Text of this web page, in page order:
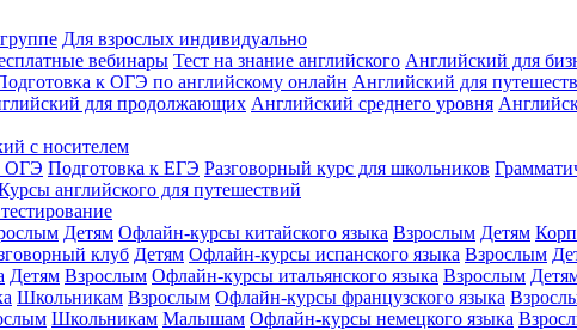
Для взрослых индивидуально
вебинары Тест на знание английского Английский для
к ОГЭ по английскому онлайн Английский для
для продолжающих Английский среднего уровня
с носителем
ОГЭ Подготовка к ЕГЭ Разговорный курс для школьников
английского для путешествий
Детям Офлайн-курсы китайского языка Взрослым Детям
клуб Детям Офлайн-курсы испанского языка Взрослым
Детям Взрослым Офлайн-курсы итальянского языка Взрослым
Школьникам Взрослым Офлайн-курсы французского языка
Школьникам Малышам Офлайн-курсы немецкого языка